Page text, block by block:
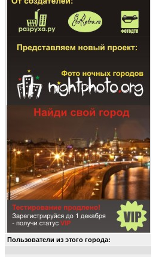
Пользователи из этого города: